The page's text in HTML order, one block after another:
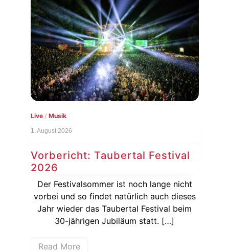
Konzertbilder
29. Juli 2026
Nachbericht: Berq bei der
Kulturinsel Wöhrmühle
Berq legte am 18. Juli in Erlangen bei der
Kulturinsel Wöhrmühle eine eindrucksvolle
Show mit emotionalen Texten und
imposanter Musik hin. Emma […]
Read More